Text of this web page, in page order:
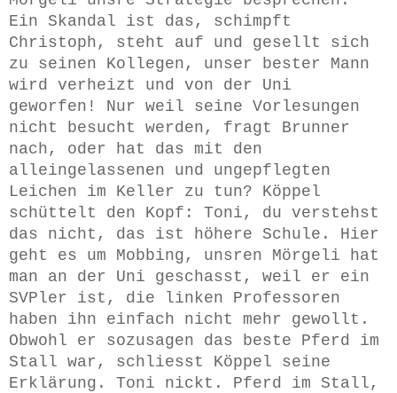
Ein Skandal ist das, schimpft
Christoph, steht auf und gesellt sich
zu seinen Kollegen, unser bester Mann
wird verheizt und von der Uni
geworfen! Nur weil seine Vorlesungen
nicht besucht werden, fragt Brunner
nach, oder hat das mit den
alleingelassenen und ungepflegten
Leichen im Keller zu tun? Köppel
schüttelt den Kopf: Toni, du verstehst
das nicht, das ist höhere Schule. Hier
geht es um Mobbing, unsren Mörgeli hat
man an der Uni geschasst, weil er ein
SVPler ist, die linken Professoren
haben ihn einfach nicht mehr gewollt.
Obwohl er sozusagen das beste Pferd im
Stall war, schliesst Köppel seine
Erklärung. Toni nickt. Pferd im Stall,